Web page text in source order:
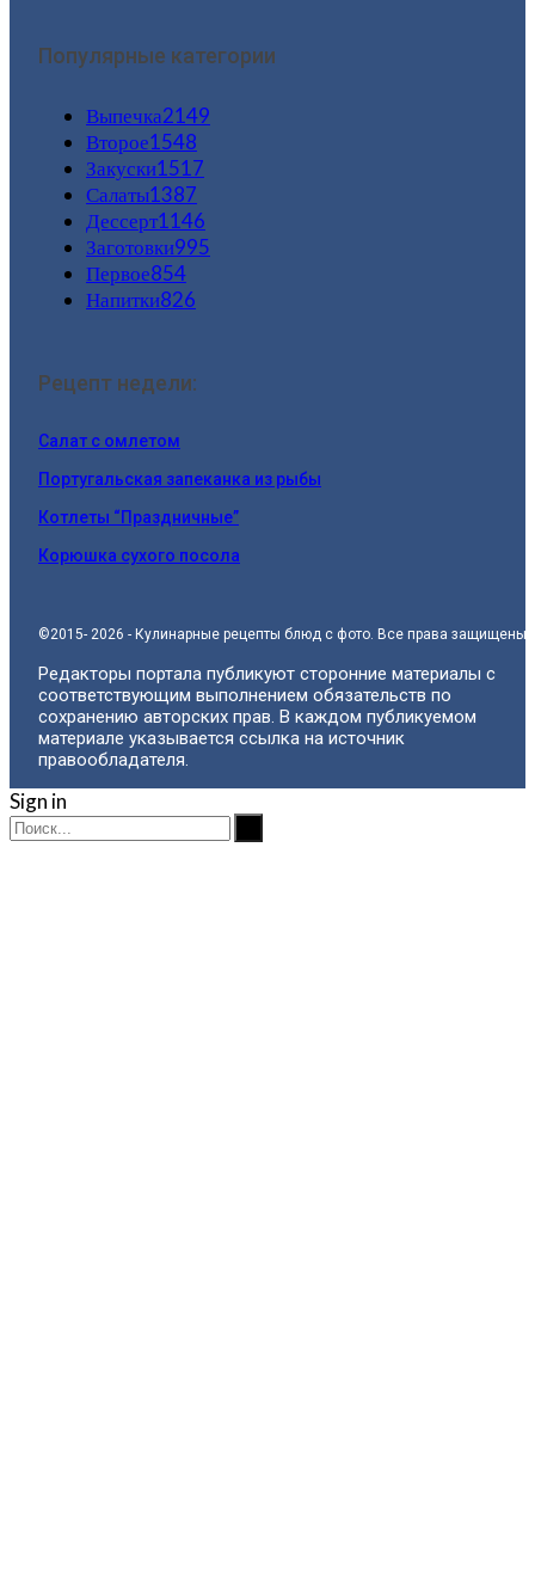
Популярные категории
Выпечка2149
Второе1548
Закуски1517
Салаты1387
Дессерт1146
Заготовки995
Первое854
Напитки826
Рецепт недели:
Салат с омлетом
Португальская запеканка из рыбы
Котлеты “Праздничные”
Корюшка сухого посола
©2015- 2026 - Кулинарные рецепты блюд с фото. Все права защищены.
Редакторы портала публикуют сторонние материалы с
соответствующим выполнением обязательств по
сохранению авторских прав. В каждом публикуемом
материале указывается ссылка на источник
правообладателя.
Sign in